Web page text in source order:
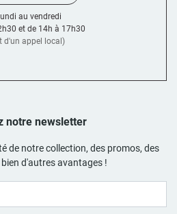
notre newsletter
de notre collection, des promos, des
d'autres avantages !
au vendredi
et de 14h à 17h30
d'un appel local)